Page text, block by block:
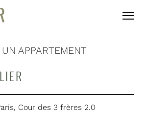
APPARTEMENT
Cour des 3 frères 2.0